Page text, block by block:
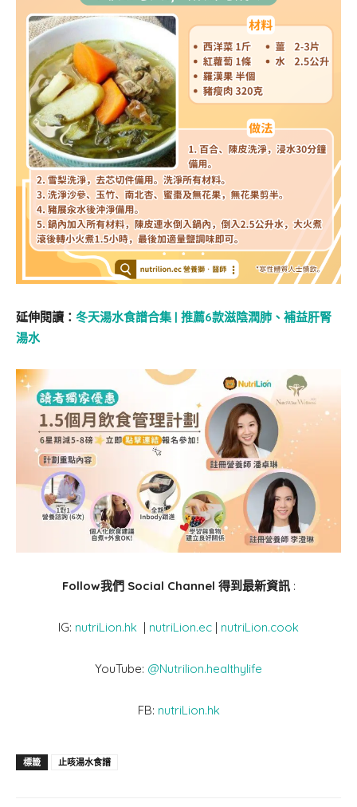
延伸閱讀： 冬天湯水食譜合集 | 推薦6款滋陰潤肺、補益肝腎
湯水
Follow我們 Social Channel 得到最新資訊:
IG: nutriLion.hk | nutriLion.ec | nutriLion.cook
YouTube: @Nutrilion.healthylife
FB: nutriLion.hk
標籤 止咳湯水食譜